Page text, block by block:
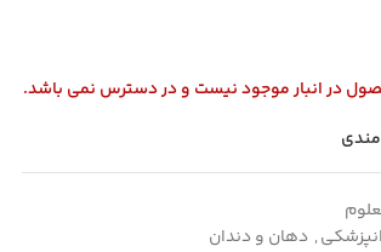
در انبار موجود نیست و در دسترس نمی باشد.
مندی
, دهان و دندان